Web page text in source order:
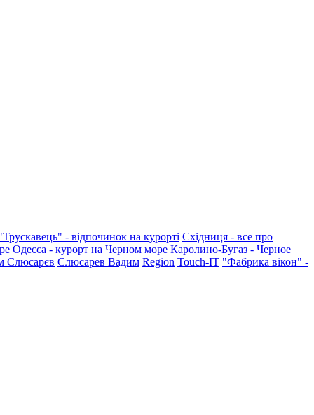
- відпочинок на курорті Східниця - все про
Одесса - курорт на Черном море Каролино-Бугаз - Черное
Слюсарєв Слюсарев Вадим Region Touch-IT "Фабрика вікон" -